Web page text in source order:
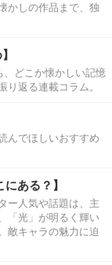
かしの作品まで、独
、どこか懐かしい記憶
返る連載コラム。
んでほしいおすすめ
ある？】
ー人気や話題は、主
「光」が明るく輝い
敵キャラの魅力に迫